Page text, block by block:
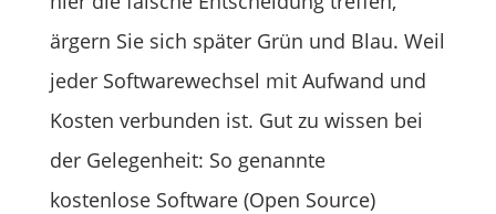
ärgern Sie sich später Grün und Blau. Weil
jeder Softwarewechsel mit Aufwand und
Kosten verbunden ist. Gut zu wissen bei
der Gelegenheit: So genannte
kostenlose Software (Open Source)